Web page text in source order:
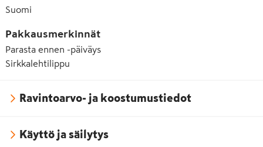
Suomi
Pakkausmerkinnät
Parasta ennen -päiväys
Sirkkalehtilippu
Ravintoarvo- ja koostumustiedot
Käyttö ja säilytys